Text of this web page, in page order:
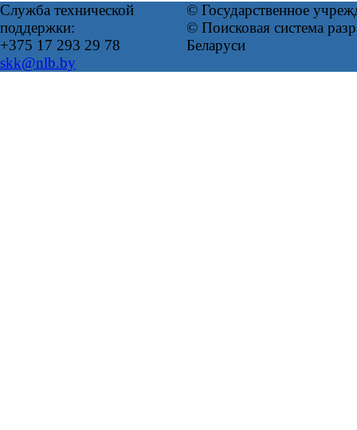
Служба технической
поддержки:
+375 17 293 29 78
skk@nlb.by
© Государственное
© Поисковая система
Беларуси